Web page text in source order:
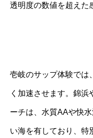
透明度の数値を超えた
壱岐のサップ体験では
く加速させます。錦
ーチは、水質AAや快
い海を有しており、特